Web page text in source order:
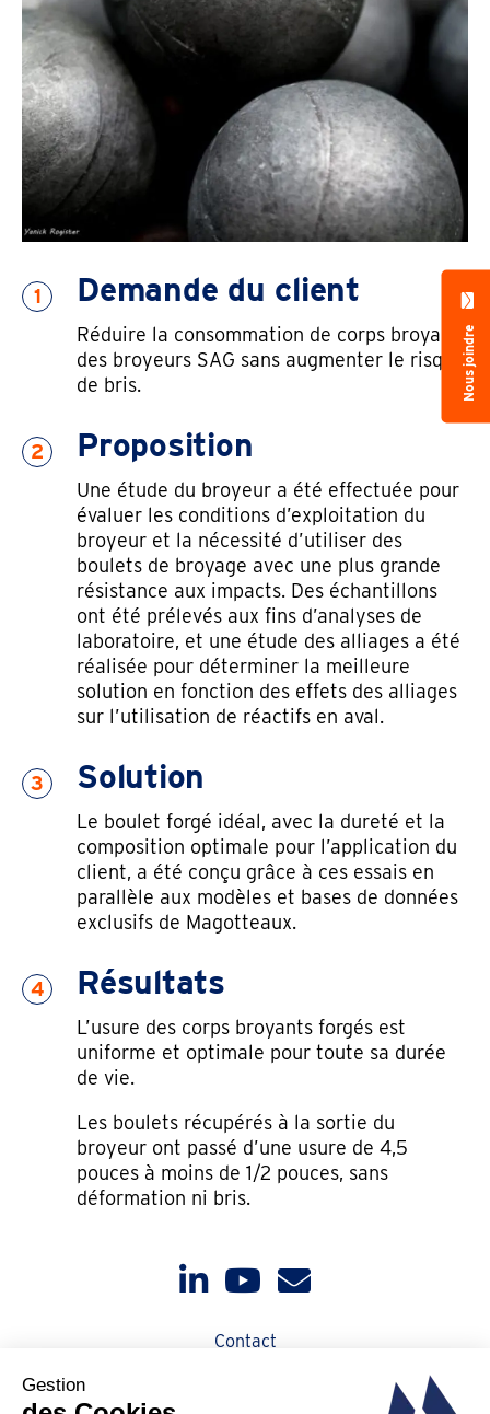
1 Demande du client
Réduire la consommation de corps broyants
des broyeurs SAG sans augmenter le risque
de bris.
2 Proposition
Une étude du broyeur a été effectuée pour
évaluer les conditions d’exploitation du
broyeur et la nécessité d’utiliser des
boulets de broyage avec une plus grande
résistance aux impacts. Des échantillons
ont été prélevés aux fins d’analyses de
laboratoire, et une étude des alliages a été
réalisée pour déterminer la meilleure
solution en fonction des effets des alliages
sur l’utilisation de réactifs en aval.
3 Solution
Le boulet forgé idéal, avec la dureté et la
composition optimale pour l’application du
client, a été conçu grâce à ces essais en
parallèle aux modèles et bases de données
exclusifs de Magotteaux.
4 Résultats
L’usure des corps broyants forgés est
uniforme et optimale pour toute sa durée
de vie.
Les boulets récupérés à la sortie du
broyeur ont passé d’une usure de 4,5
pouces à moins de 1/2 pouces, sans
déformation ni bris.
Nous joindre
Contact